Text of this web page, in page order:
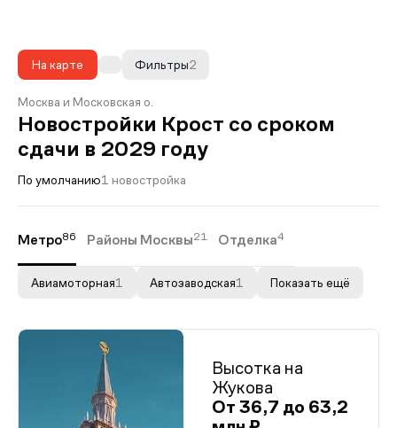
На карте 2
Фильтры
Москва и Московская о.
Новостройки Крост со сроком
сдачи в 2029 году
По умолчанию1 новостройка
Метро86 Районы Москвы21 Отделка4
Авиамоторная1 Автозаводская1 Показать ещё
Высотка на
Жукова
От 36,7 до 63,2